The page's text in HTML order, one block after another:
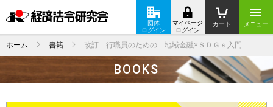
メニュー
カート
マイページ
ログイン
団体
ログイン
ホーム 書籍 改訂 行職員のための 地域金融×ＳＤＧｓ入門
BOOKS